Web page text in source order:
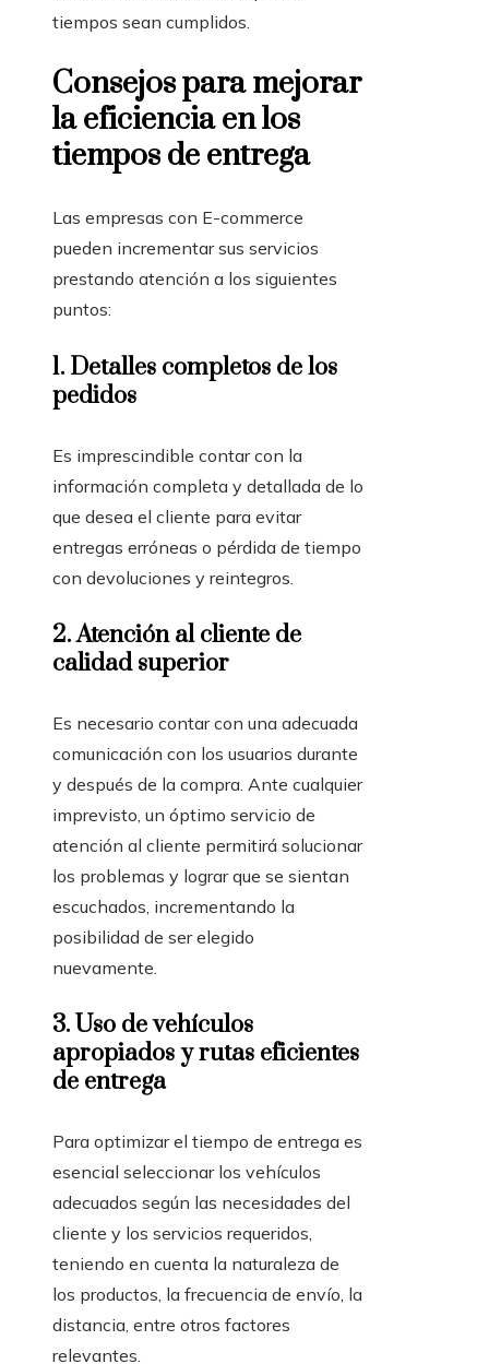
tiempos sean cumplidos.
Consejos para mejorar
la eficiencia en los
tiempos de entrega
Las empresas con E-commerce
pueden incrementar sus servicios
prestando atención a los siguientes
puntos:
1. Detalles completos de los
pedidos
Es imprescindible contar con la
información completa y detallada de lo
que desea el cliente para evitar
entregas erróneas o pérdida de tiempo
con devoluciones y reintegros.
2.Atención al cliente de
calidad superior
Es necesario contar con una adecuada
comunicación con los usuarios durante
y después de la compra. Ante cualquier
imprevisto, un óptimo servicio de
atención al cliente permitirá solucionar
los problemas y lograr que se sientan
escuchados, incrementando la
posibilidad de ser elegido
nuevamente.
3. Uso de vehículos
apropiados y rutas eficientes
de entrega
Para optimizar el tiempo de entrega es
esencial seleccionar los vehículos
adecuados según las necesidades del
cliente y los servicios requeridos,
teniendo en cuenta la naturaleza de
los productos, la frecuencia de envío, la
distancia, entre otros factores
relevantes.